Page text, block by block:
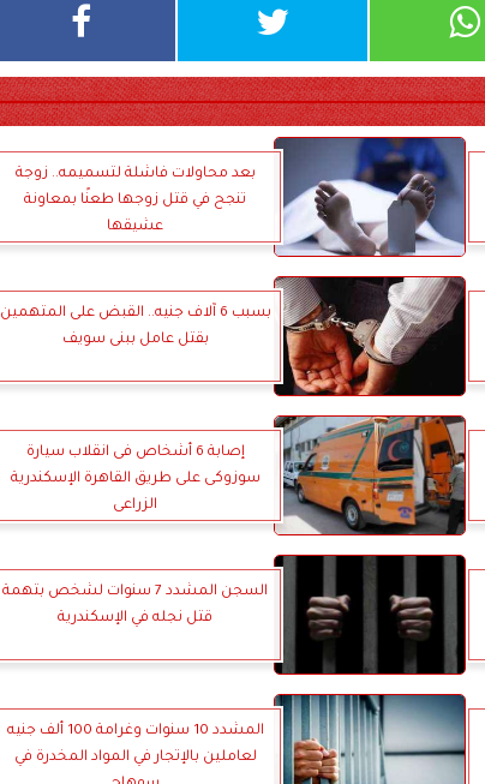
بعد محاولات فاشلة لتسميمه.. زوجة
تنجح في قتل زوجها طعنًا بمعاونة
عشيقها
بسبب 6 آلاف جنيه.. القبض على المتهمين
بقتل عامل ببنى سويف
إصابة 6 أشخاص فى انقلاب سيارة
سوزوكى على طريق القاهرة الإسكندرية
الزراعى
السجن المشدد 7 سنوات لشخص بتهمة
قتل نجله في الإسكندرية
المشدد 10 سنوات وغرامة 100 ألف جنيه
لعاملين بالإتجار في المواد المخدرة في